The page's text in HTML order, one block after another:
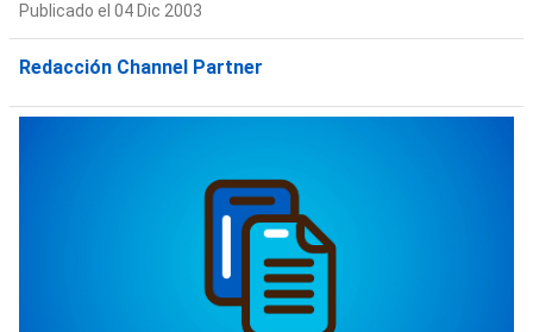
Publicado el 04 Dic 2003
Redacción Channel Partner